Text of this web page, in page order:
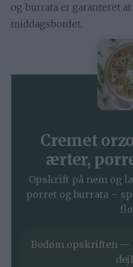
og burrata er garanteret
middagsbordet.
Cremet
ærter,
Opskrift på nem og
porret og burrata –
Bedøm opskriften —